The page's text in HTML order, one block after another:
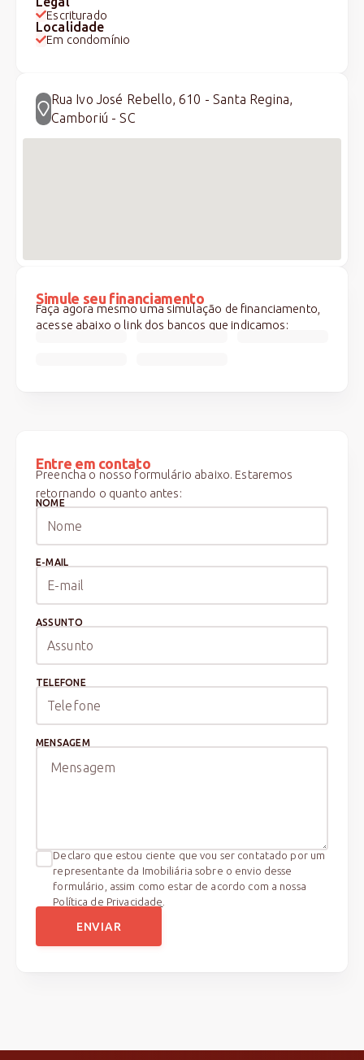
Escriturado
Localidade
Em condomínio
Rua Ivo José Rebello, 610 - Santa Regina,
Camboriú - SC
Simule seu financiamento
Faça agora mesmo uma simulação de financiamento,
acesse abaixo o link dos bancos que indicamos:
Entre em contato
Preencha o nosso formulário abaixo. Estaremos
retornando o quanto antes:
NOME
E-MAIL
ASSUNTO
TELEFONE
MENSAGEM
Declaro que estou ciente que vou ser contatado por um
representante da Imobiliária sobre o envio desse
formulário, assim como estar de acordo com a nossa
Política de Privacidade
ENVIAR